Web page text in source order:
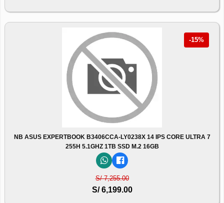
-15%
NB ASUS EXPERTBOOK B3406CCA-LY0238X 14 IPS CORE ULTRA 7
255H 5.1GHZ 1TB SSD M.2 16GB
S/ 7,255.00
S/ 6,199.00